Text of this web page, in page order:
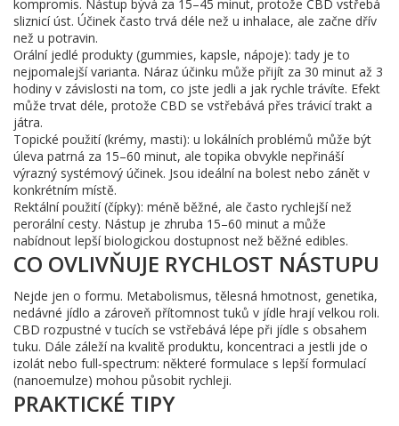
kompromis. Nástup bývá za 15–45 minut, protože CBD vstřebá
sliznicí úst. Účinek často trvá déle než u inhalace, ale začne dřív
než u potravin.
Orální jedlé produkty (gummies, kapsle, nápoje): tady je to
nejpomalejší varianta. Náraz účinku může přijít za 30 minut až 3
hodiny v závislosti na tom, co jste jedli a jak rychle trávíte. Efekt
může trvat déle, protože CBD se vstřebává přes trávicí trakt a
játra.
Topické použití (krémy, masti): u lokálních problémů může být
úleva patrná za 15–60 minut, ale topika obvykle nepřináší
výrazný systémový účinek. Jsou ideální na bolest nebo zánět v
konkrétním místě.
Rektální použití (čípky): méně běžné, ale často rychlejší než
perorální cesty. Nástup je zhruba 15–60 minut a může
nabídnout lepší biologickou dostupnost než běžné edibles.
CO OVLIVŇUJE RYCHLOST NÁSTUPU
Nejde jen o formu. Metabolismus, tělesná hmotnost, genetika,
nedávné jídlo a zároveň přítomnost tuků v jídle hrají velkou roli.
CBD rozpustné v tucích se vstřebává lépe při jídle s obsahem
tuku. Dále záleží na kvalitě produktu, koncentraci a jestli jde o
izolát nebo full‑spectrum: některé formulace s lepší formulací
(nanoemulze) mohou působit rychleji.
PRAKTICKÉ TIPY